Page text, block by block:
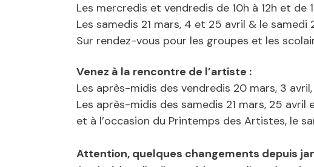
Les mercredis et vendredis de 10h à 12h et de
Les samedis 21 mars, 4 et 25 avril & le samedi
Sur rendez-vous pour les groupes et les
Venez à la rencontre de l’artiste :
Les après-midis des vendredis 20 mars, 3
Les après-midis des samedis 21 mars, 25 avril
et à l’occasion du Printemps des Artistes, le
Attention, quelques changements depuis